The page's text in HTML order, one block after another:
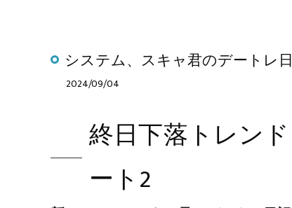
システム、スキャ君のデートレ
2024/09/04
終日下落トレン
ート2